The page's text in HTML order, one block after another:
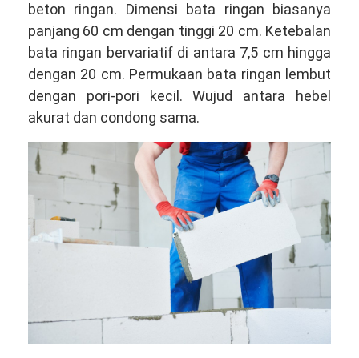
beton ringan. Dimensi bata ringan biasanya
panjang 60 cm dengan tinggi 20 cm. Ketebalan
bata ringan bervariatif di antara 7,5 cm hingga
dengan 20 cm. Permukaan bata ringan lembut
dengan pori-pori kecil. Wujud antara hebel
akurat dan condong sama.